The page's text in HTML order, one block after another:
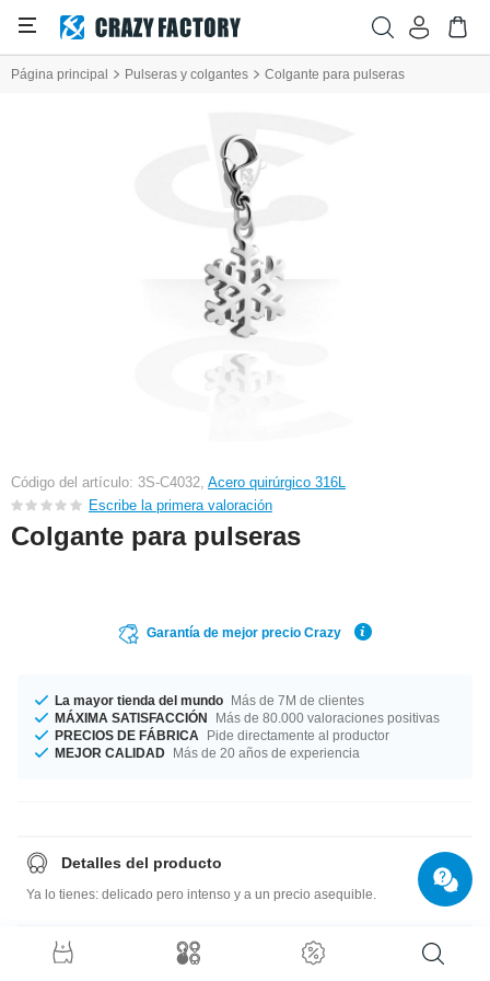
Página principal Pulseras y colgantes Colgante para pulseras
Código del artículo: 3S-C4032, Acero quirúrgico 316L
Escribe la primera valoración
Colgante para pulseras
Garantía de mejor precio Crazy
La mayor tienda del mundo Más de 7M de clientes
MÁXIMA SATISFACCIÓN
Más de 80.000 valoraciones positivas
PRECIOS DE FÁBRICA
Pide directamente al productor
MEJOR CALIDAD Más de 20 años de experiencia
Detalles del producto
Ya lo tienes: delicado pero intenso y a un precio asequible.
Guía de tallas